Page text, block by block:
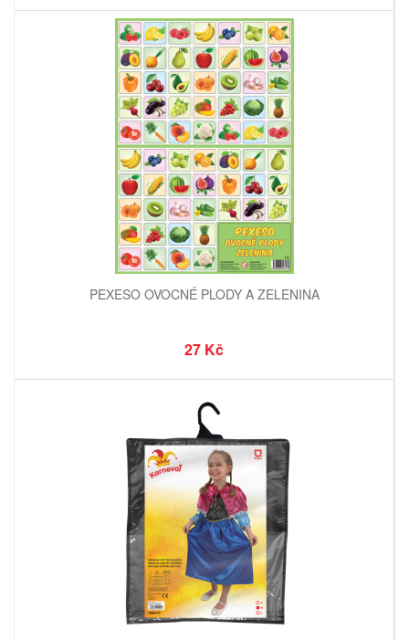
PEXESO OVOCNÉ PLODY A ZELENINA
27 Kč